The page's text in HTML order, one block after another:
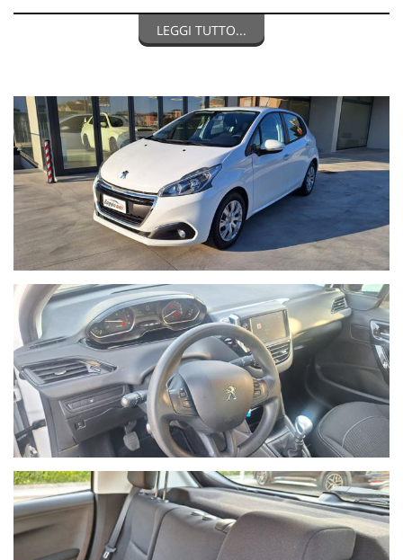
KILOMETRI TAGLIANDATI E CERTIFICATI
Auto Srl declina ogni responsabilità per eventuali involontarie
incongruenze, che non rappresentano un impegno
contrattuale.
POSSIBILITA' DI FINANZIAMENTI PERSONALIZZATI
PER INFORMAZIONI:
Devis Baggio
cell. 335/5452027
BAGGIO AUTO SRL
Viale Monte Grappa 20/D
36028 Rossano Veneto (VI) Italia
Tel. +39 0424/848192
Email: info@baggioauto.it
Sito internet: www.baggioauto.it
LEGGI TUTTO...